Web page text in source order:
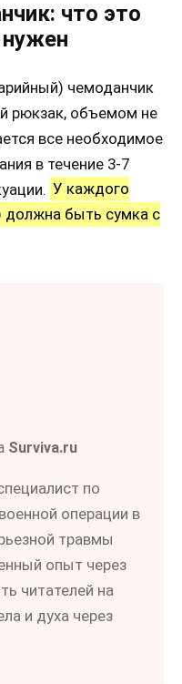
что это
нужен
чемоданчик
рюкзак, объемом не
все необходимое
в течение 3-7
У каждого
должна быть сумка с
Surviva.ru
по
операции в
травмы
опыт через
читателей на
и духа через